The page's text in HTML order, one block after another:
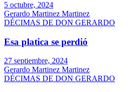
5 octubre, 2024
Gerardo Martinez Martinez
DÉCIMAS DE DON GERARDO
Esa platica se perdió
27 septiembre, 2024
Gerardo Martinez Martinez
DÉCIMAS DE DON GERARDO